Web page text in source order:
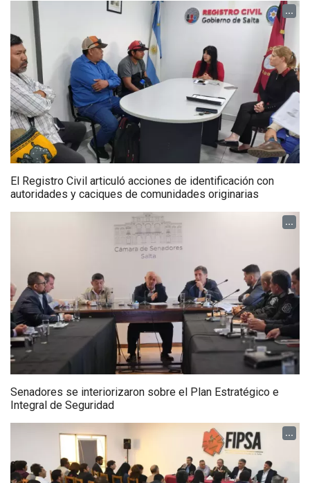
...
El Registro Civil articuló acciones de identificación con
autoridades y caciques de comunidades originarias
...
Senadores se interiorizaron sobre el Plan Estratégico e
Integral de Seguridad
...